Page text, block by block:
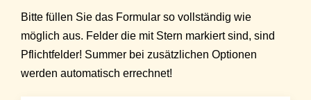
Bitte füllen Sie das Formular so vollständig wie
möglich aus. Felder die mit Stern markiert sind, sind
Pflichtfelder! Summer bei zusätzlichen Optionen
werden automatisch errechnet!